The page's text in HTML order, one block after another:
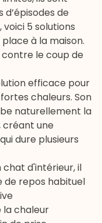
de
voici 5 solutions
à la maison.
contre le coup de
efficace pour
chaleurs. Son
naturellement la
une
dure plusieurs
d'intérieur, il
de repos habituel
chaleur